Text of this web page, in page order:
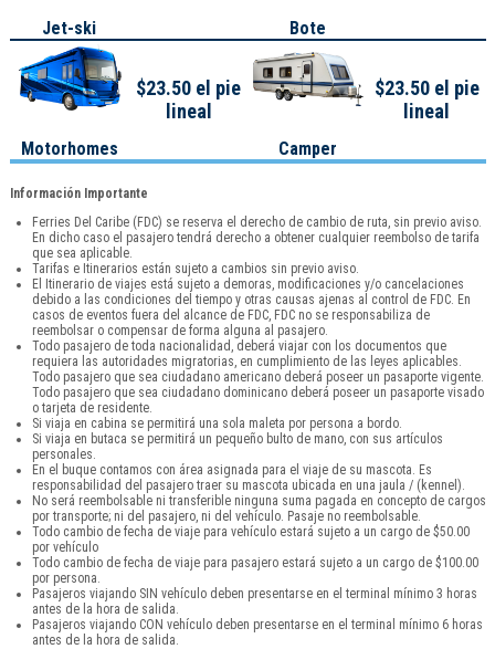
Jet-ski Bote
Motorhomes
$23.50 el pie
lineal
Camper
$23.50 el pie
lineal
Información Importante
Ferries Del Caribe (FDC) se reserva el derecho de cambio de ruta, sin previo aviso.
En dicho caso el pasajero tendrá derecho a obtener cualquier reembolso de tarifa
que sea aplicable.
Tarifas e Itinerarios están sujeto a cambios sin previo aviso.
El Itinerario de viajes está sujeto a demoras, modificaciones y/o cancelaciones
debido a las condiciones del tiempo y otras causas ajenas al control de FDC. En
casos de eventos fuera del alcance de FDC, FDC no se responsabiliza de
reembolsar o compensar de forma alguna al pasajero.
Todo pasajero de toda nacionalidad, deberá viajar con los documentos que
requiera las autoridades migratorias, en cumplimiento de las leyes aplicables.
Todo pasajero que sea ciudadano americano deberá poseer un pasaporte vigente.
Todo pasajero que sea ciudadano dominicano deberá poseer un pasaporte visado
o tarjeta de residente.
Si viaja en cabina se permitirá una sola maleta por persona a bordo.
Si viaja en butaca se permitirá un pequeño bulto de mano, con sus artículos
personales.
En el buque contamos con área asignada para el viaje de su mascota. Es
responsabilidad del pasajero traer su mascota ubicada en una jaula / (kennel).
No será reembolsable ni transferible ninguna suma pagada en concepto de cargos
por transporte; ni del pasajero, ni del vehículo. Pasaje no reembolsable.
Todo cambio de fecha de viaje para vehículo estará sujeto a un cargo de $50.00
por vehículo
Todo cambio de fecha de viaje para pasajero estará sujeto a un cargo de $100.00
por persona.
Pasajeros viajando SIN vehículo deben presentarse en el terminal mínimo 3 horas
antes de la hora de salida.
Pasajeros viajando CON vehículo deben presentarse en el terminal mínimo 6 horas
antes de la hora de salida.